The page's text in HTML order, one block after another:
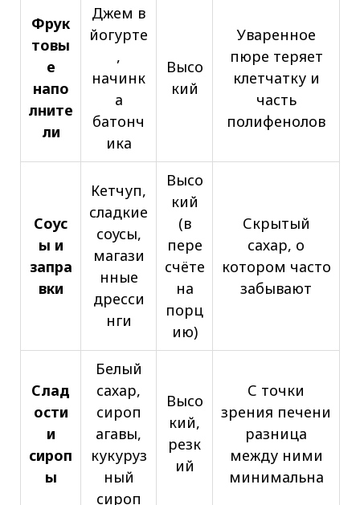
Фрук
товы
е
напо
лните
ли
Джем в
йогурте
,
начинк
а
батонч
ика
Высо
кий
Уваренное
пюре теряет
клетчатку и
часть
полифенолов
Соус
ы и
запра
вки
Кетчуп,
сладкие
соусы,
магази
нные
дресси
нги
Высо
кий
(в
пере
счёте
на
порц
ию)
Скрытый
сахар, о
котором часто
забывают
Слад
ости
и
сироп
ы
Белый
сахар,
сироп
агавы,
кукуруз
ный
сироп
Высо
кий,
резк
ий
С точки
зрения печени
разница
между ними
минимальна